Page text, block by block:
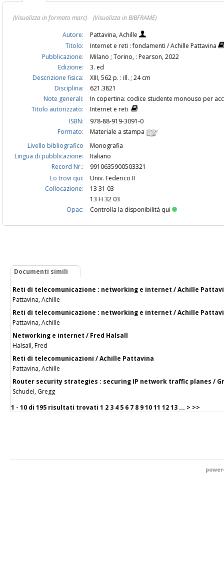
(Visualizza in formato marc)
(Visualizza in BIBFRAME)
Autore:
Pattavina, Achille
Titolo:
Internet e reti : fondamenti / Achille Pattavina
Pubblicazione:
Milano ; Torino, : Pearson, 2022
Edizione:
3. ed
Descrizione fisica:
XIII, 562 p. : ill. ; 24 cm
Disciplina:
621.3821
Note generali:
In copertina: codice studente monouso per
Titolo autorizzato:
Internet e reti
ISBN:
978-88-919-3091-0
Formato:
Materiale a stampa
Livello bibliografico
Monografia
Lingua di pubblicazione:
Italiano
Record Nr.:
9910635900503321
Lo trovi qui:
Univ. Federico II
Collocazione:
13 31 03
13 H 32 03
Opac:
Controlla la disponibilità qui
Documenti simili
Reti di telecomunicazione : networking e internet / Achille
Pattavina, Achille
Reti di telecomunicazione : networking e internet / Achille
Pattavina, Achille
Networking e internet / Fred Halsall
Halsall, Fred
Reti di telecomunicazioni / Achille Pattavina
Pattavina, Achille
Router security strategies : securing IP network traffic planes /
Schudel, Gregg
1 - 10 di 195 risultati trovati 1 2 3 4 5 6 7 8 91011 1213 ... > >>